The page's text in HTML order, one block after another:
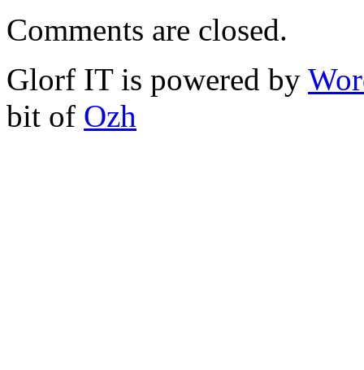
Comments are closed.
Glorf IT is powered by
bit of Ozh